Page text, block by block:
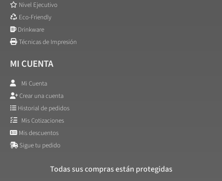
Nivel Ejecutivo
Eco-Friendly
Drinkware
Técnicas de Impresión
MI CUENTA
Mi Cuenta
Crear una cuenta
Historial de pedidos
Mis Cotizaciones
Mis descuentos
Sigue tu pedido
Todas sus compras están protegidas